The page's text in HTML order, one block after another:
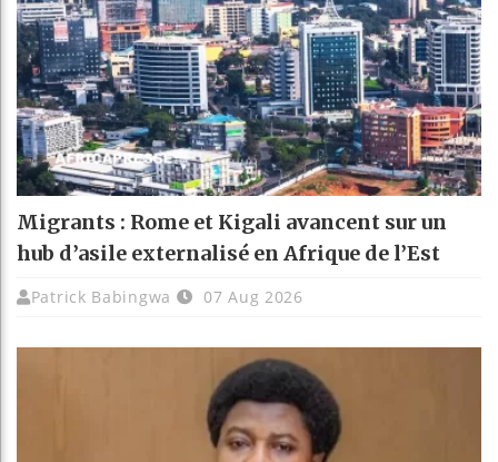
Migrants : Rome et Kigali avancent sur un
hub d’asile externalisé en Afrique de l’Est
Patrick Babingwa 07 Aug 2026